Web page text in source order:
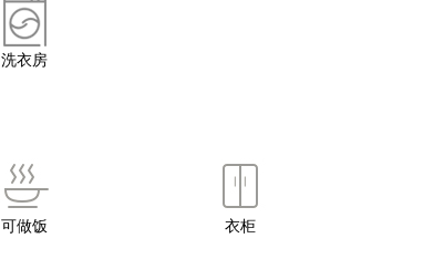
洗衣房
可做饭 衣柜